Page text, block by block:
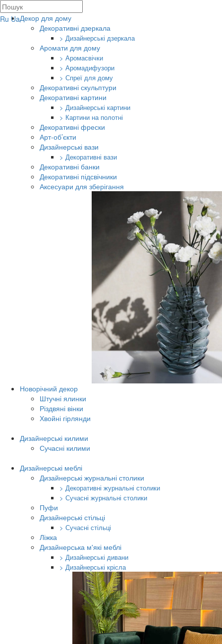
Ru UaДекор для дому
Декоративні дзеркала
> Дизайнерські дзеркала
Аромати для дому
> Аромасвічки
> Аромадифузори
> Спреї для дому
Декоративні скульптури
Декоративні картини
> Дизайнерські картини
> Картини на полотні
Декоративні фрески
Арт-об’єкти
Дизайнерські вази
> Декоративні вази
Декоративні банки
Декоративні підсвічники
Аксесуари для зберігання
Новорічний декор
Штучні ялинки
Різдвяні вінки
Хвойні гірлянди
Дизайнерські килими
Сучасні килими
Дизайнерські меблі
Дизайнерські журнальні столики
> Декоративні журнальні столики
> Сучасні журнальні столики
Пуфи
Дизайнерські стільці
> Сучасні стільці
Ліжка
Дизайнерська м'які меблі
> Дизайнерські дивани
> Дизайнерські крісла